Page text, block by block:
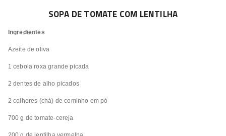
SOPA DE TOMATE COM LENTILHA
Ingredientes
Azeite de oliva
1 cebola roxa grande picada
2 dentes de alho picados
2 colheres (chá) de cominho em pó
700 g de tomate-cereja